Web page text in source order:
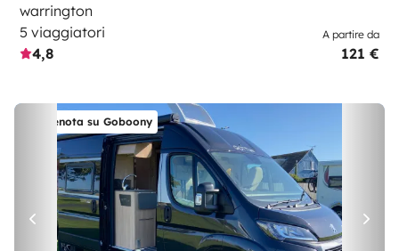
warrington
5 viaggiatori
4,8
A partire da
121 €
Prenota su Goboony